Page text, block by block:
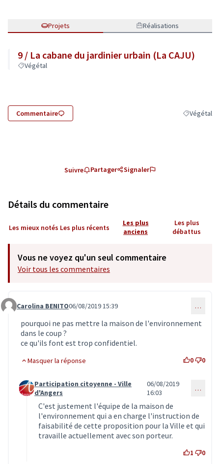
Projets Réalisations
9 / La cabane du jardinier urbain (La CAJU)
Végétal
Commentaire Filtrer les
Végétal
Suivre Partager Signaler
Détails du commentaire
Les mieux notés Les plus récents
Les plus
anciens
Les plus
débattus
Vous ne voyez qu'un seul commentaire
Voir tous les commentaires
Commentaire 1613
Carolina BENITO06/08/2019 15:39 …
pourquoi ne pas mettre la maison de l'environnement
dans le coup ?
ce qu'ils font est trop confidentiel.
Masquer la réponse 0 0
Commentaire 1614 (réponse au commentaire 1613)
Participation citoyenne - Ville
d'Angers
06/08/2019
16:03
…
C'est justement l'équipe de la maison de
l'environnement qui a en charge l'instruction de
faisabilité de cette proposition pour la Ville et qui
travaille actuellement avec son porteur.
1 0